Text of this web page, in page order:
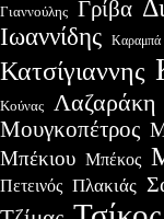
Γιαννούλης Γρίβα
Ιωαννίδης Καραμπά
Κατσίγιαννης
Κούνας Λαζαράκη
Μουγκοπέτρος
Μπέκιου Μπέκος
Πετεινός Πλακιάς